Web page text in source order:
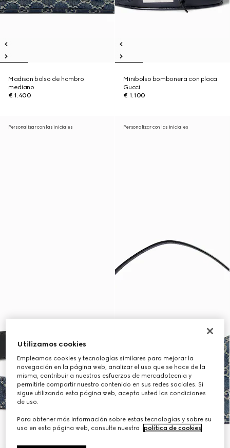
Madison bolso de hombro
mediano
€ 1.400
Minibolso bombonera con placa
Gucci
€ 1.100
Personalizar con las iniciales Personalizar con las iniciales
Utilizamos cookies
Empleamos cookies y tecnologías similares para mejorar la
navegación en la página web, analizar el uso que se hace de la
misma, contribuir a nuestros esfuerzos de mercadotecnia y
permitirle compartir nuestro contenido en sus redes sociales. Si
sigue utilizando esta página web, acepta usted las condiciones
de uso.
Para obtener más información sobre estas tecnologías y sobre su
uso en esta página web, consulte nuestra
política de cookies.